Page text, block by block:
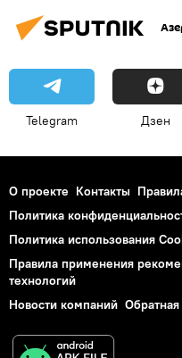
Telegram Дзен
О проекте Контакты
Политика
Политика использования
Правила применения
технологий
Новости компаний Обратная